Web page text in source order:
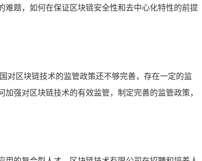
题，如何在保证区块链安全性和去中心化特性的前提
对区块链技术的监管政策还不够完善，存在一定的监
强对区块链技术的有效监管，制定完善的监管政策，